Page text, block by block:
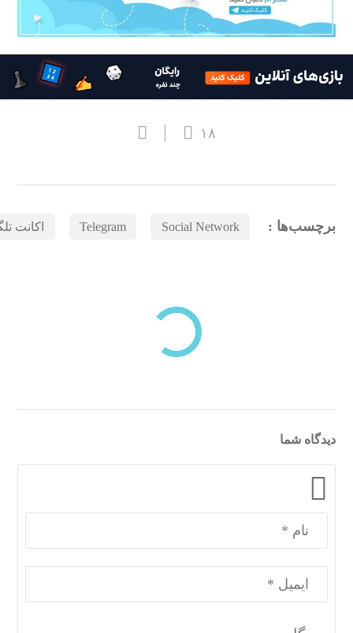
۱۸
برچسب‌ها : Social Network
Telegram اکانت
دسته‌بندی‌های منتخب برای شما
دیدگاه شما